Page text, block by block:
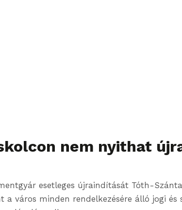
nem nyithat
esetleges újraindítását Tóth-
a város minden rendelkezésére álló jogi és